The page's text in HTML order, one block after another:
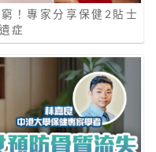
！專家分享保健2貼士
症